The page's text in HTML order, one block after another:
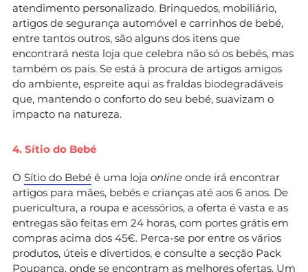
atendimento personalizado. Brinquedos, mobiliário,
artigos de segurança automóvel e carrinhos de bebé,
entre tantos outros, são alguns dos itens que
encontrará nesta loja que celebra não só os bebés, mas
também os pais. Se está à procura de artigos amigos
do ambiente, espreite aqui as fraldas biodegradáveis
que, mantendo o conforto do seu bebé, suavizam o
impacto na natureza.
4. Sítio do Bebé
O Sítio do Bebé é uma loja online onde irá encontrar
artigos para mães, bebés e crianças até aos 6 anos. De
puericultura, a roupa e acessórios, a oferta é vasta e as
entregas são feitas em 24 horas, com portes grátis em
compras acima dos 45€. Perca-se por entre os vários
produtos, úteis e divertidos, e consulte a secção Pack
Poupança, onde se encontram as melhores ofertas. Um